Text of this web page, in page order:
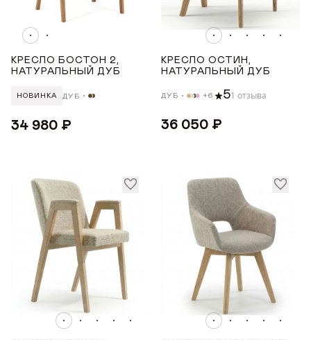
ДИЗАЙНЕРАМ
ДИЛЕРАМ
КОНТАКТЫ
О ФАБРИКЕ
О нас
История
VK Youtube Telegram Яндекс Ритм Pinterest
ПОДЛОКОТНИКИ
Есть
Дуб
Дуб
УРОВЕНЬ МЯГКОСТИ
Средний
СТРАНА ПРОИЗВОДСТВА
КРЕСЛО БОСТОН 2,
НАТУРАЛЬНЫЙ ДУБ
НОВИНКА ДУБ
34 980 ₽
КРЕСЛО ОСТИН,
НАТУРАЛЬНЫЙ ДУБ
ДУБ +6 51 отзыва
36 050 ₽